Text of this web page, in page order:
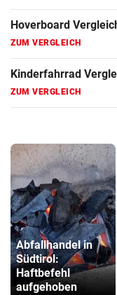
Hoverboard
ZUM VERGLEICH
Kinderfahrrad
ZUM VERGLEICH
Abfallhandel in
Südtirol:
Haftbefehl
aufgehoben